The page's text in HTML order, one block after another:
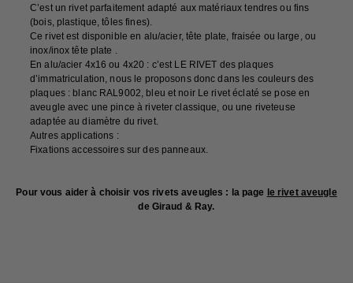
C’est un rivet parfaitement adapté aux matériaux tendres ou fins
(bois, plastique, tôles fines).
Ce rivet est disponible en alu/acier, tête plate, fraisée ou large, ou
inox/inox tête plate .
En alu/acier 4x16 ou 4x20 : c’est LE RIVET des plaques
d’immatriculation, nous le proposons donc dans les couleurs des
plaques : blanc RAL9002, bleu et noir Le rivet éclaté se pose en
aveugle avec une pince à riveter classique, ou une riveteuse
adaptée au diamètre du rivet.
Autres applications :
Fixations accessoires sur des panneaux.
Pour vous aider à choisir vos rivets aveugles : la page le rivet aveugle
de Giraud & Ray.